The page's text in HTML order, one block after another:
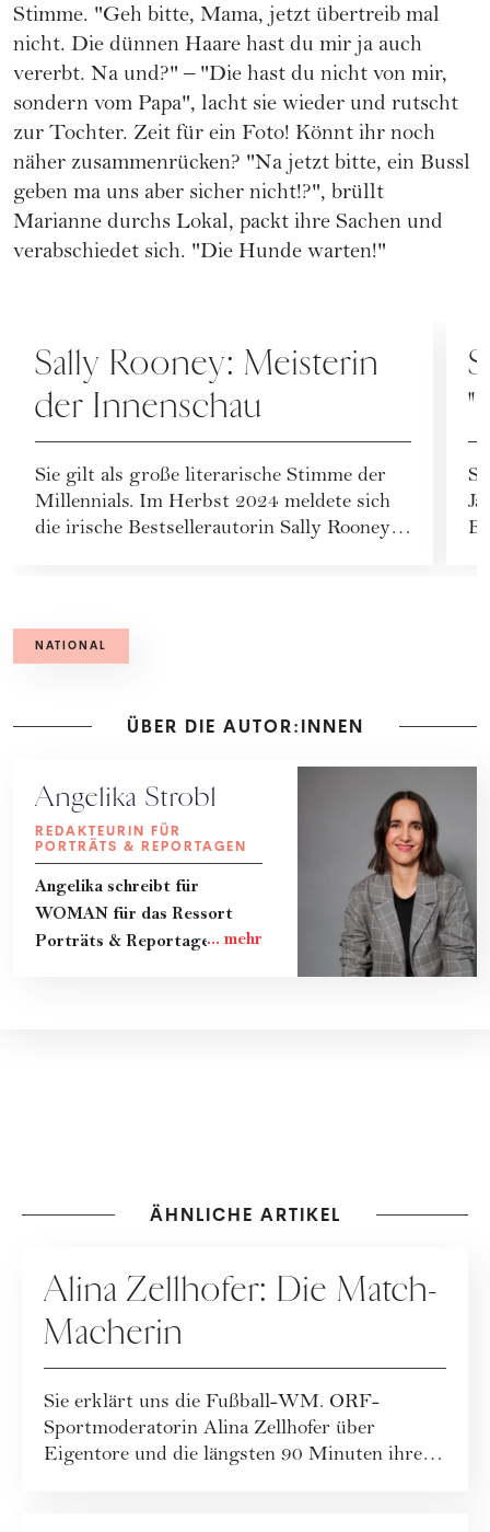
Stimme. "Geh bitte, Mama, jetzt übertreib mal
nicht. Die dünnen Haare hast du mir ja auch
vererbt. Na und?" – "Die hast du nicht von mir,
sondern vom Papa", lacht sie wieder und rutscht
zur Tochter. Zeit für ein Foto! Könnt ihr noch
näher zusammenrücken? "Na jetzt bitte, ein Bussl
geben ma uns aber sicher nicht!?", brüllt
Marianne durchs Lokal, packt ihre Sachen und
verabschiedet sich. "Die Hunde warten!"
Sally Rooney: Meisterin
der Innenschau
Sie gilt als große literarische Stimme der
Millennials. Im Herbst 2024 meldete sich
die irische Bestsellerautorin Sally Rooney
NATIONAL
ÜBER DIE AUTOR:INNEN
Angelika Strobl
REDAKTEURIN FÜR
PORTRÄTS & REPORTAGEN
Angelika schreibt für
WOMAN für das Ressort
Porträts & Reportagen.
ÄHNLICHE ARTIKEL
Alina Zellhofer: Die Match-
Macherin
Sie erklärt uns die Fußball-WM. ORF-
Sportmoderatorin Alina Zellhofer über
Eigentore und die längsten 90 Minuten ihres